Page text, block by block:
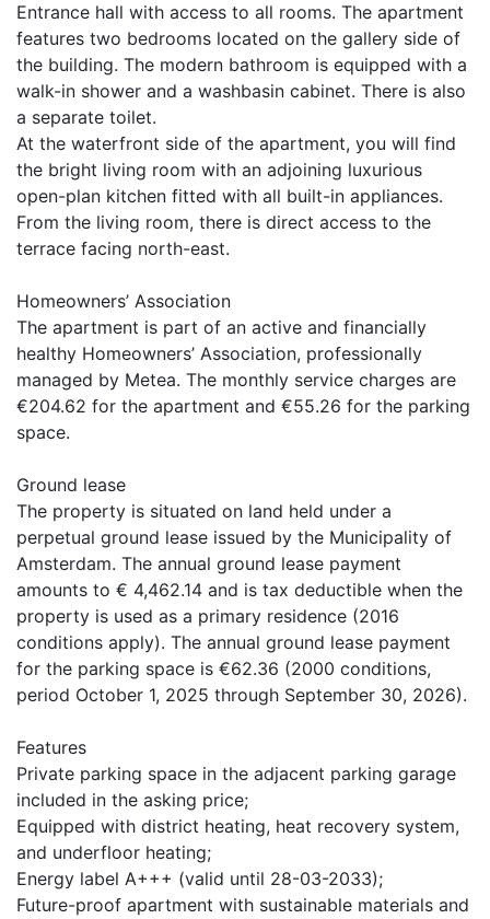
Entrance hall with access to all rooms. The apartment
features two bedrooms located on the gallery side of
the building. The modern bathroom is equipped with a
walk-in shower and a washbasin cabinet. There is also
a separate toilet.
At the waterfront side of the apartment, you will find
the bright living room with an adjoining luxurious
open-plan kitchen fitted with all built-in appliances.
From the living room, there is direct access to the
terrace facing north-east.
Homeowners’ Association
The apartment is part of an active and financially
healthy Homeowners’ Association, professionally
managed by Metea. The monthly service charges are
€204.62 for the apartment and €55.26 for the parking
space.
Ground lease
The property is situated on land held under a
perpetual ground lease issued by the Municipality of
Amsterdam. The annual ground lease payment
amounts to € 4,462.14 and is tax deductible when the
property is used as a primary residence (2016
conditions apply). The annual ground lease payment
for the parking space is €62.36 (2000 conditions,
period October 1, 2025 through September 30, 2026).
Features
Private parking space in the adjacent parking garage
included in the asking price;
Equipped with district heating, heat recovery system,
and underfloor heating;
Energy label A+++ (valid until 28-03-2033);
Future-proof apartment with sustainable materials and